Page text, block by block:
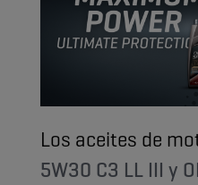
Los aceites de
5W30 C3 LL III y